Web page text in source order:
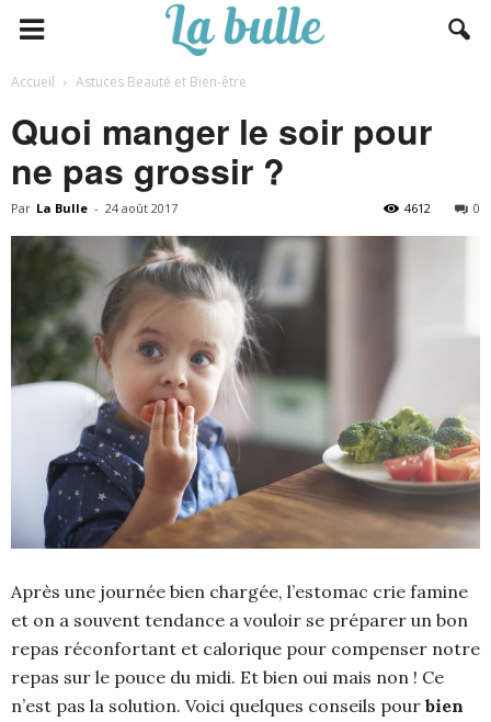
Accueil Astuces Beauté et Bien-être
Quoi manger le soir pour
ne pas grossir ?
Par La Bulle - 24 août 2017 0
4612
Après une journée bien chargée, l’estomac crie famine
et on a souvent tendance a vouloir se préparer un bon
repas réconfortant et calorique pour compenser notre
repas sur le pouce du midi. Et bien oui mais non ! Ce
n’est pas la solution. Voici quelques conseils pour bien